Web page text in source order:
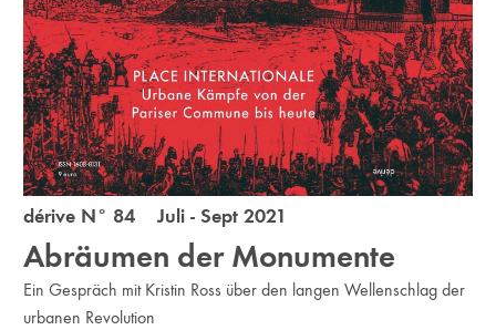
dérive N° 84 Juli - Sept 2021
Abräumen der Monumente
Ein Gespräch mit Kristin Ross über den langen Wellenschlag der
urbanen Revolution